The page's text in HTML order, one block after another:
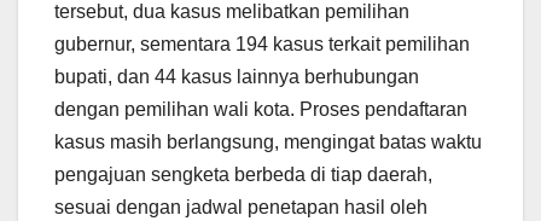
tersebut, dua kasus melibatkan pemilihan
gubernur, sementara 194 kasus terkait pemilihan
bupati, dan 44 kasus lainnya berhubungan
dengan pemilihan wali kota. Proses pendaftaran
kasus masih berlangsung, mengingat batas waktu
pengajuan sengketa berbeda di tiap daerah,
sesuai dengan jadwal penetapan hasil oleh